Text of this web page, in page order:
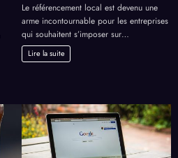
Le référencement local est devenu une
arme incontournable pour les entreprises
qui souhaitent s’imposer sur…
Lire la suite